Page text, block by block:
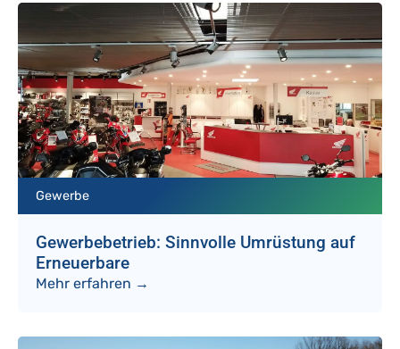
Gewerbe
Gewerbebetrieb: Sinnvolle Umrüstung auf
Erneuerbare
Mehr erfahren →